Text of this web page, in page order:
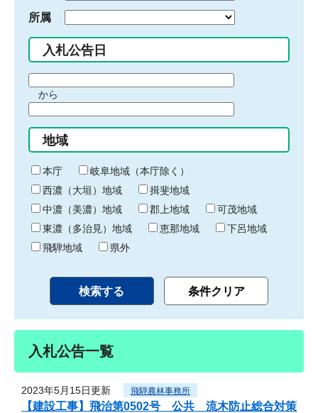
所属
入札公告日
間
始
り
から
間
終
わ
り
地域
本庁
岐阜地域（本庁除く）
西濃（大垣）地域
揖斐地域
中濃（美濃）地域
郡上地域
可茂地域
東濃（多治見）地域
恵那地域
下呂地域
飛騨地域
県外
入札公告一覧
2023年5月15日更新 飛騨農林事務所
【建設工事】飛治第0502号 公共 流木防止総合対策